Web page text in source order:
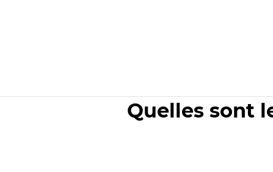
Quelles sont